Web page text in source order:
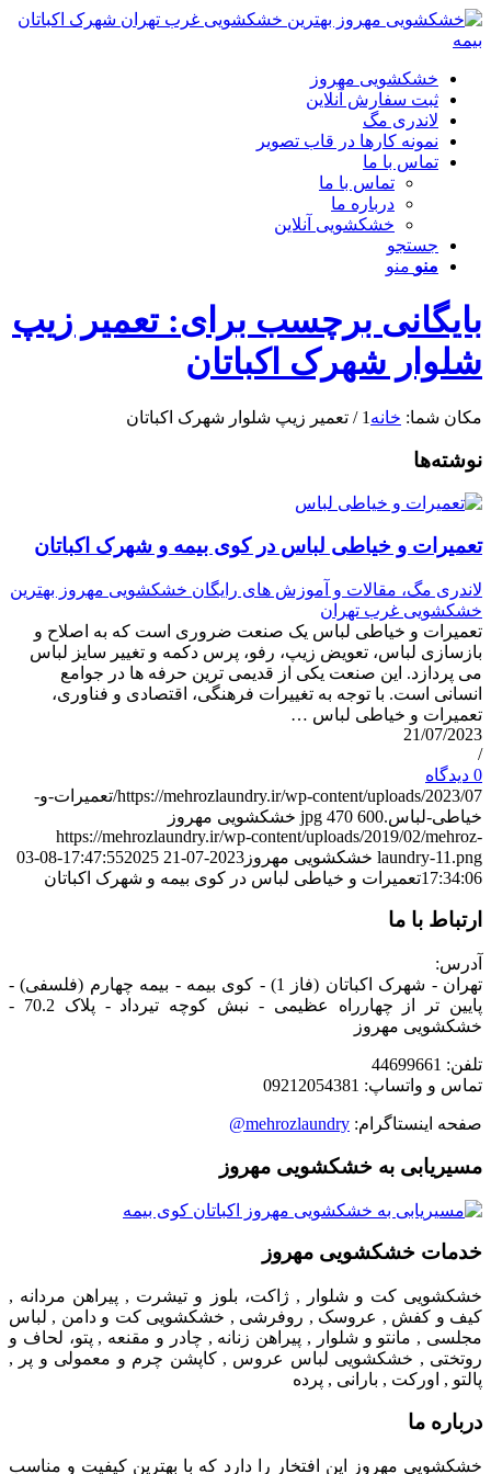
خشکشویی مهروز
ثبت سفارش آنلاین
لاندری مگ
نمونه کارها در قاب تصویر
تماس با ما
تماس با ما
درباره ما
خشکشویی آنلاین
جستجو
منو منو
بایگانی برچسب برای: تعمیر زیپ
شلوار شهرک اکباتان
مکان شما: خانه 1
/ تعمیر زیپ شلوار شهرک اکباتان
نوشته‌ها
تعمیرات و خیاطی لباس در کوی بیمه و شهرک اکباتان
لاندری مگ، مقالات و آموزش های رایگان خشکشویی مهروز بهترین
خشکشویی غرب تهران
تعمیرات و خیاطی لباس یک صنعت ضروری است که به اصلاح و
بازسازی لباس، تعویض زیپ، رفو، پرس دکمه و تغییر سایز لباس
می پردازد. این صنعت یکی از قدیمی ترین حرفه ها در جوامع
انسانی است. با توجه به تغییرات فرهنگی، اقتصادی و فناوری،
تعمیرات و خیاطی لباس …
21/07/2023
/
0 دیدگاه
https://mehrozlaundry.ir/wp-content/uploads/2023/07/تعمیرات-و-
خیاطی-لباس.jpg
470 600
خشکشویی مهروز
https://mehrozlaundry.ir/wp-content/uploads/2019/02/mehroz-
laundry-11.png خشکشویی مهروز 2023-07-21 17:47:55
2025-08-03
17:34:06تعمیرات و خیاطی لباس در کوی بیمه و شهرک اکباتان
ارتباط با ما
آدرس:
تهران - شهرک اکباتان (فاز 1) - کوی بیمه - بیمه چهارم (فلسفی) -
پایین تر از چهارراه عظیمی - نبش کوچه تیرداد - پلاک 70.2 -
خشکشویی مهروز
تلفن: 44699661
تماس و واتساپ: 09212054381
صفحه اینستاگرام: mehrozlaundry@
مسیریابی به خشکشویی مهروز
خدمات خشکشویی مهروز
خشکشویی کت و شلوار , ژاکت، بلوز و تیشرت , پیراهن مردانه ,
کیف و کفش , عروسک , روفرشی , خشکشویی کت و دامن , لباس
مجلسی , مانتو و شلوار , پیراهن زنانه , چادر و مقنعه , پتو، لحاف و
روتختی , خشکشویی لباس عروس , کاپشن چرم و معمولی و پر ,
پالتو , اورکت , بارانی , پرده
درباره ما
خشکشویی مهروز این افتخار را دارد که با بهترین کیفیت و مناسب